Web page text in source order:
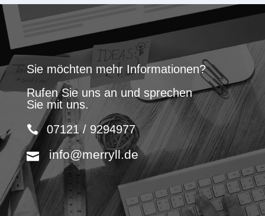
Sie möchten mehr Informationen?
Rufen Sie uns an und sprechen
Sie mit uns.
07121 / 9294977
info@merryll.de